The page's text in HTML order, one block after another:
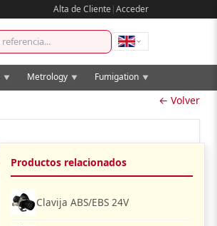
Alta de Cliente|Acceder
▼ Metrology ▼ Fumigation ▼
← Volver
Productos relacionados
Clavija ABS/EBS 24V